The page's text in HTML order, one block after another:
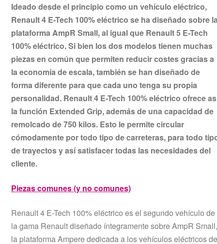
Ideado desde el principio como un vehículo eléctrico,
Renault 4 E-Tech 100% eléctrico se ha diseñado sobre
plataforma AmpR Small, al igual que Renault 5 E-Tech
100% eléctrico. Si bien los dos modelos tienen muchas
piezas en común que permiten reducir costes gracias a
la economía de escala, también se han diseñado de
forma diferente para que cada uno tenga su propia
personalidad. Renault 4 E-Tech 100% eléctrico ofrece
la función Extended Grip, además de una capacidad de
remolcado de 750 kilos. Esto le permite circular
cómodamente por todo tipo de carreteras, para todo
de trayectos y así satisfacer todas las necesidades del
cliente.
Piezas comunes (y no comunes)
Renault 4 E-Tech 100% eléctrico es el segundo vehículo de
la gama Renault diseñado íntegramente sobre AmpR Small,
la plataforma Ampere dedicada a los vehículos eléctricos